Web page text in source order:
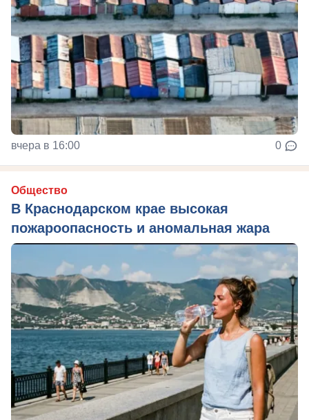
вчера в 16:00 0
Общество
В Краснодарском крае высокая
пожароопасность и аномальная жара